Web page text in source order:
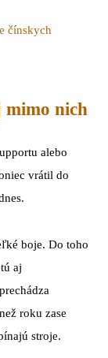
čínskych
mimo nich
alebo
vrátil do
boje. Do toho
aj
roku zase
stroje.